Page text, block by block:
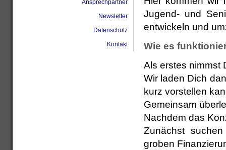
Jugend- und
entwickeln und
Wie es
Als erstes nimmst
Wir laden Dich
kurz vorstellen
Gemeinsam
Nachdem das
Zunächst
groben
Ansprechpartner
Newsletter
Datenschutz
Kontakt